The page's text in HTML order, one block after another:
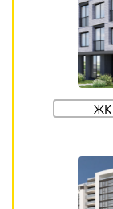
ЖК